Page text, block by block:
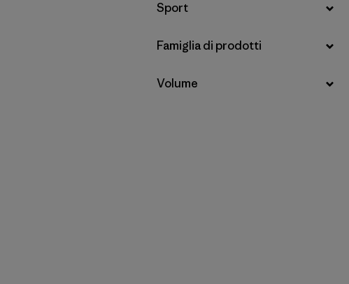
Filtra per
Sport
Filtra per
Famiglia di prodotti
Filtra per
Volume